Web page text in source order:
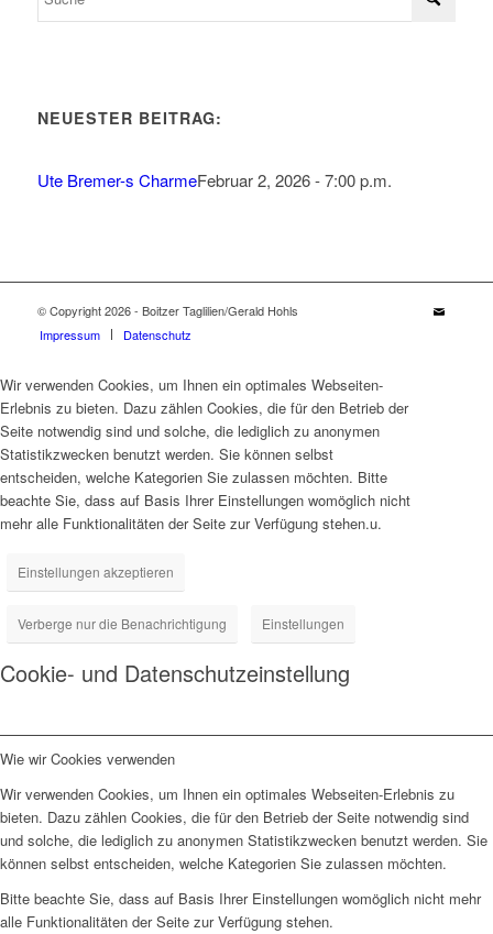
NEUESTER BEITRAG:
Ute Bremer-s CharmeFebruar 2, 2026 - 7:00 p.m.
© Copyright 2026 - Boitzer Taglilien/Gerald Hohls
Impressum
Datenschutz
Wir verwenden Cookies, um Ihnen ein optimales Webseiten-
Erlebnis zu bieten. Dazu zählen Cookies, die für den Betrieb der
Seite notwendig sind und solche, die lediglich zu anonymen
Statistikzwecken benutzt werden. Sie können selbst
entscheiden, welche Kategorien Sie zulassen möchten. Bitte
beachte Sie, dass auf Basis Ihrer Einstellungen womöglich nicht
mehr alle Funktionalitäten der Seite zur Verfügung stehen.u.
Einstellungen akzeptieren
Verberge nur die Benachrichtigung Einstellungen
Cookie- und Datenschutzeinstellung
Wie wir Cookies verwenden
Wir verwenden Cookies, um Ihnen ein optimales Webseiten-Erlebnis zu
bieten. Dazu zählen Cookies, die für den Betrieb der Seite notwendig sind
und solche, die lediglich zu anonymen Statistikzwecken benutzt werden. Sie
können selbst entscheiden, welche Kategorien Sie zulassen möchten.
Bitte beachte Sie, dass auf Basis Ihrer Einstellungen womöglich nicht mehr
alle Funktionalitäten der Seite zur Verfügung stehen.